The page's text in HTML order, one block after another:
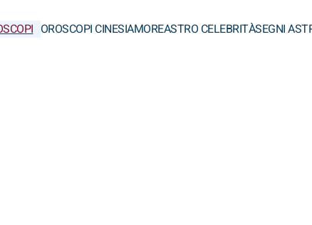
OROSCOPI CINESIAMOREASTRO CELEBRITÀSEGNI